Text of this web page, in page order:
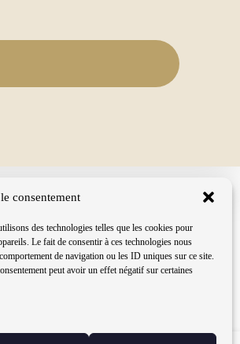
consentement
des technologies telles que les cookies pour
Le fait de consentir à ces technologies nous
de navigation ou les ID uniques sur ce site.
peut avoir un effet négatif sur certaines
90 20 35 00